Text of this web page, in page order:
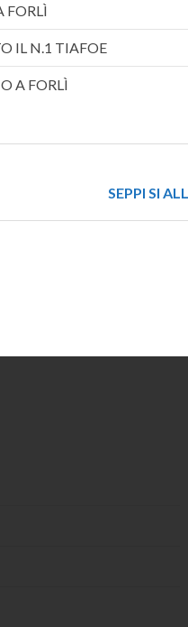
FORLÌ
IL N.1 TIAFOE
A FORLÌ
SEPPI SI